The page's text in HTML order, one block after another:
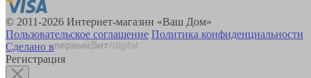
© 2011-2026 Интернет-магазин «Ваш Дом»
Пользовательское соглашение Политика конфиденциальности
Сделано в
Регистрация